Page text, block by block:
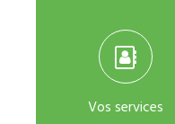
Vos services